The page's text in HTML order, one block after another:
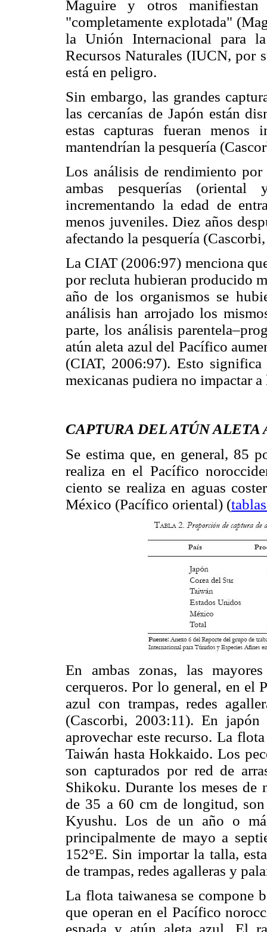
Maguire y otros
"completamente explotada"
la Unión Internacional para
Recursos Naturales (IUCN, por
está en peligro.
Sin embargo, las grandes
las cercanías de Japón están
estas capturas fueran menos
mantendrían la pesquería
Los análisis de rendimiento
ambas pesquerías
incrementando la edad de
menos juveniles. Diez años
afectando la pesquería
La CIAT (2006:97) menciona
por recluta hubieran producido
año de los organismos se
análisis han arrojado los
parte, los análisis
atún aleta azul del Pacífico
(CIAT, 2006:97). Esto significa
mexicanas pudiera no impactar
CAPTURA DEL ATÚN
Se estima que, en general, 85
realiza en el Pacífico
ciento se realiza en aguas
México (Pacífico oriental) (
En ambas zonas, las
cerqueros. Por lo general, en el
azul con trampas, redes
(Cascorbi, 2003:11). En
aprovechar este recurso. La
Taiwán hasta Hokkaido. Los
son capturados por red de
Shikoku. Durante los meses de
de 35 a 60 cm de longitud,
Kyushu. Los de un año o
principalmente de mayo a
152°E. Sin importar la talla,
de trampas, redes agalleras y
La flota taiwanesa se compone
que operan en el Pacífico